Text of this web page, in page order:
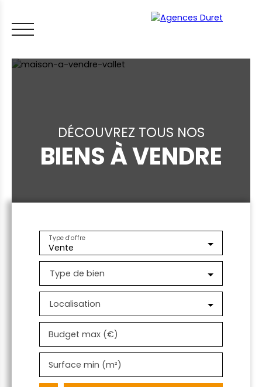
ACHETER VENDRE LOUER FAIRE GÉRER
LES CONSEILS IMMO ESTIMER MON BIEN
DÉCOUVREZ TOUS NOS
BIENS À VENDRE
Vente
Type d'offre
Type de bien
Localisation
Budget max (€)
Surface min (m²)